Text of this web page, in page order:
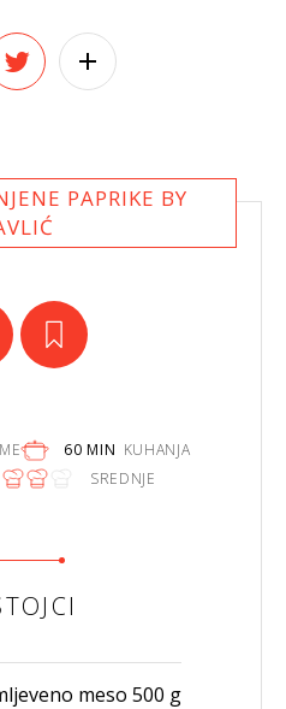
PAPRIKE BY
60 MIN KUHANJA
SREDNJE
meso 500 g